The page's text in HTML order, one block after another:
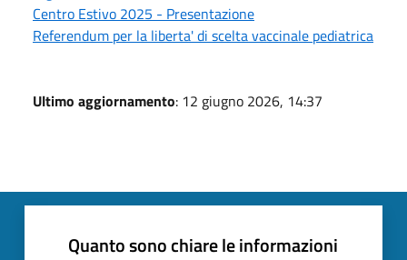
Centro Estivo 2025 - Presentazione
Referendum per la liberta' di scelta vaccinale pediatrica
Ultimo aggiornamento: 12 giugno 2026, 14:37
Quanto sono chiare le informazioni